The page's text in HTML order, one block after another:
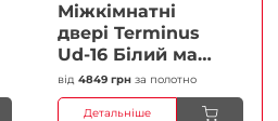
Міжкімнатні
двері Terminus
Ud-16 Білий мат
(Термінус) Сатин
білий Плівка
від 4849 грн за полотно
Детальніше